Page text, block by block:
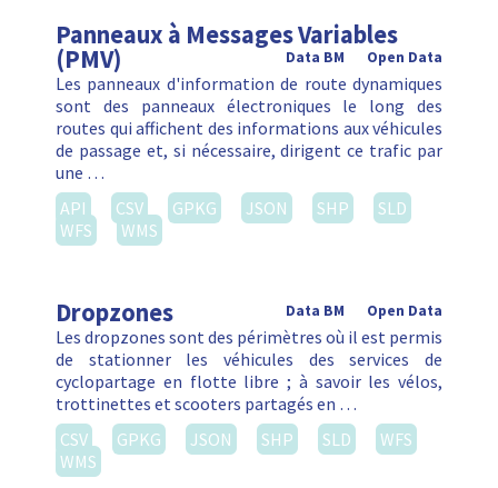
Panneaux à Messages Variables
(PMV) Open Data
Data BM
Les panneaux d'information de route dynamiques
sont des panneaux électroniques le long des
routes qui affichent des informations aux véhicules
de passage et, si nécessaire, dirigent ce trafic par
une …
API
CSV GPKG JSON SHP
SLD
WFS
WMS
Dropzones Open Data
Data BM
Les dropzones sont des périmètres où il est permis
de stationner les véhicules des services de
cyclopartage en flotte libre ; à savoir les vélos,
trottinettes et scooters partagés en …
CSV
GPKG JSON SHP SLD
WFS
WMS